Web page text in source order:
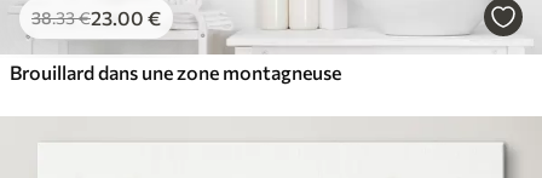
38.33€23.00 €
Brouillard dans une zone montagneuse